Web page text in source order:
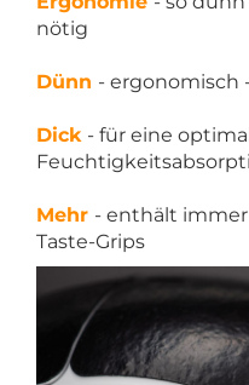
nötig
Dünn - ergonomisch
Dick - für eine
Mehr - enthält
Taste-Grips